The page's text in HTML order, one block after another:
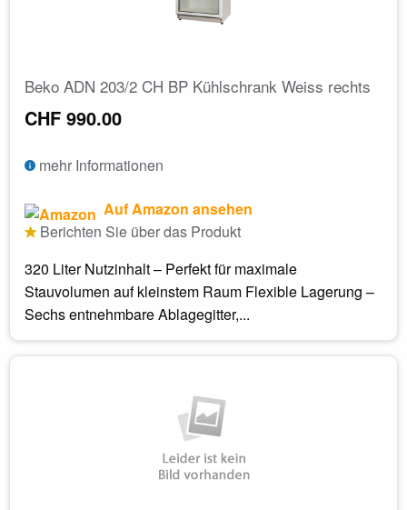
Beko ADN 203/2 CH BP Kühlschrank Weiss rechts
CHF 990.00
mehr Informationen
Auf Amazon ansehen
Berichten Sie über das Produkt
320 Liter Nutzinhalt – Perfekt für maximale
Stauvolumen auf kleinstem Raum Flexible Lagerung –
Sechs entnehmbare Ablagegitter,...